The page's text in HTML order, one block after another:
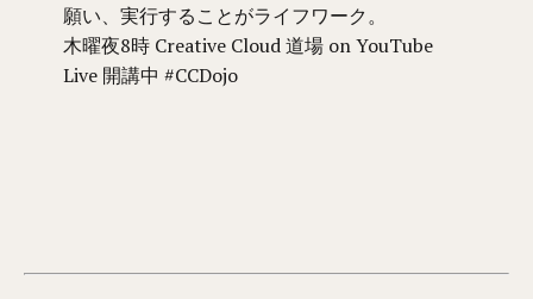
願い、実行することがライフワーク。
木曜夜8時 Creative Cloud 道場 on YouTube
Live 開講中 #CCDojo